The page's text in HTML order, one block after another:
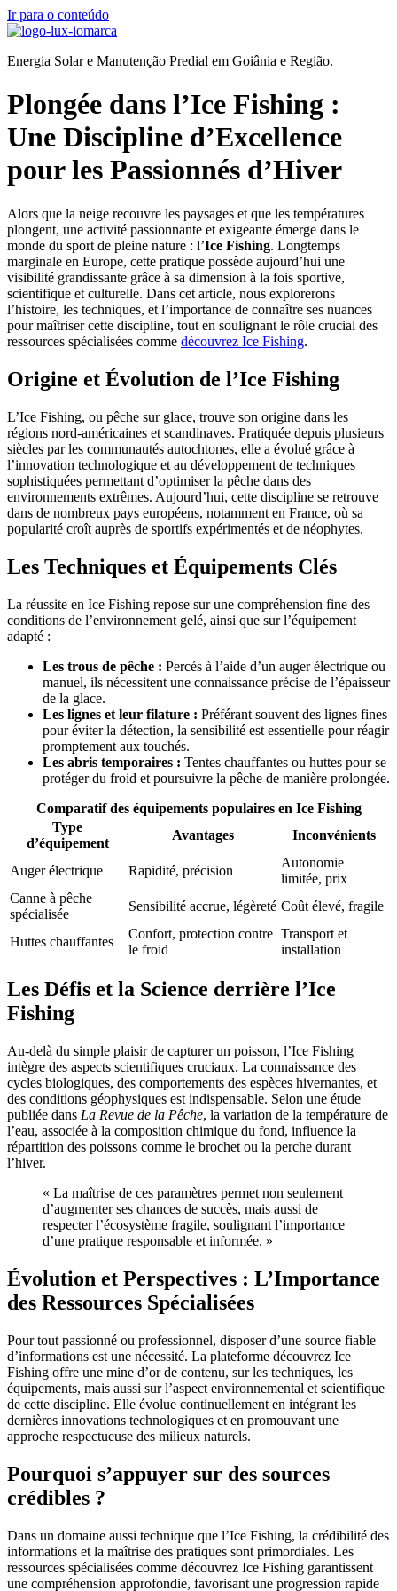
Ir para o conteúdo
Energia Solar e Manutenção Predial em Goiânia e Região.
Plongée dans l’Ice Fishing :
Une Discipline d’Excellence
pour les Passionnés d’Hiver
Alors que la neige recouvre les paysages et que les températures
plongent, une activité passionnante et exigeante émerge dans le
monde du sport de pleine nature : l’Ice Fishing. Longtemps
marginale en Europe, cette pratique possède aujourd’hui une
visibilité grandissante grâce à sa dimension à la fois sportive,
scientifique et culturelle. Dans cet article, nous explorerons
l’histoire, les techniques, et l’importance de connaître ses nuances
pour maîtriser cette discipline, tout en soulignant le rôle crucial des
ressources spécialisées comme découvrez Ice Fishing.
Origine et Évolution de l’Ice Fishing
L’Ice Fishing, ou pêche sur glace, trouve son origine dans les
régions nord-américaines et scandinaves. Pratiquée depuis plusieurs
siècles par les communautés autochtones, elle a évolué grâce à
l’innovation technologique et au développement de techniques
sophistiquées permettant d’optimiser la pêche dans des
environnements extrêmes. Aujourd’hui, cette discipline se retrouve
dans de nombreux pays européens, notamment en France, où sa
popularité croît auprès de sportifs expérimentés et de néophytes.
Les Techniques et Équipements Clés
La réussite en Ice Fishing repose sur une compréhension fine des
conditions de l’environnement gelé, ainsi que sur l’équipement
adapté :
Les trous de pêche : Percés à l’aide d’un auger électrique ou
manuel, ils nécessitent une connaissance précise de l’épaisseur
de la glace.
Les lignes et leur filature : Préférant souvent des lignes fines
pour éviter la détection, la sensibilité est essentielle pour réagir
promptement aux touchés.
Les abris temporaires : Tentes chauffantes ou huttes pour se
protéger du froid et poursuivre la pêche de manière prolongée.
Comparatif des équipements populaires en Ice Fishing
Type
d’équipement
Avantages Inconvénients
Auger électrique Rapidité, précision
Autonomie
limitée, prix
Canne à pêche
spécialisée
Sensibilité accrue, légèreté Coût élevé, fragile
Huttes chauffantes
Confort, protection contre
le froid
Transport et
installation
Les Défis et la Science derrière l’Ice
Fishing
Au-delà du simple plaisir de capturer un poisson, l’Ice Fishing
intègre des aspects scientifiques cruciaux. La connaissance des
cycles biologiques, des comportements des espèces hivernantes, et
des conditions géophysiques est indispensable. Selon une étude
publiée dans La Revue de la Pêche, la variation de la température de
l’eau, associée à la composition chimique du fond, influence la
répartition des poissons comme le brochet ou la perche durant
l’hiver.
« La maîtrise de ces paramètres permet non seulement
d’augmenter ses chances de succès, mais aussi de
respecter l’écosystème fragile, soulignant l’importance
d’une pratique responsable et informée. »
Évolution et Perspectives : L’Importance
des Ressources Spécialisées
Pour tout passionné ou professionnel, disposer d’une source fiable
d’informations est une nécessité. La plateforme découvrez Ice
Fishing offre une mine d’or de contenu, sur les techniques, les
équipements, mais aussi sur l’aspect environnemental et scientifique
de cette discipline. Elle évolue continuellement en intégrant les
dernières innovations technologiques et en promouvant une
approche respectueuse des milieux naturels.
Pourquoi s’appuyer sur des sources
crédibles ?
Dans un domaine aussi technique que l’Ice Fishing, la crédibilité des
informations et la maîtrise des pratiques sont primordiales. Les
ressources spécialisées comme découvrez Ice Fishing garantissent
une compréhension approfondie, favorisant une progression rapide